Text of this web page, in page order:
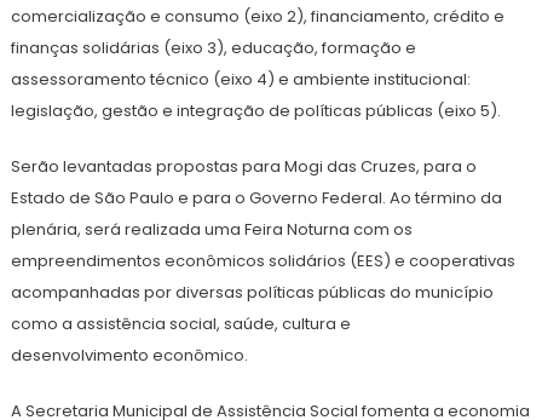
comercialização e consumo (eixo 2), financiamento, crédito e
finanças solidárias (eixo 3), educação, formação e
assessoramento técnico (eixo 4) e ambiente institucional:
legislação, gestão e integração de políticas públicas (eixo 5).
Serão levantadas propostas para Mogi das Cruzes, para o
Estado de São Paulo e para o Governo Federal. Ao término da
plenária, será realizada uma Feira Noturna com os
empreendimentos econômicos solidários (EES) e cooperativas
acompanhadas por diversas políticas públicas do município
como a assistência social, saúde, cultura e
desenvolvimento econômico.
A Secretaria Municipal de Assistência Social fomenta a economia